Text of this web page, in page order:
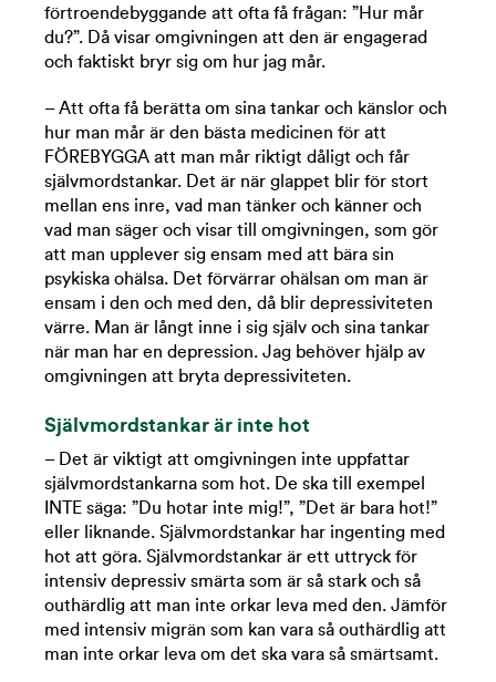
förtroendebyggande att ofta få frågan: ”Hur mår
du?”. Då visar omgivningen att den är engagerad
och faktiskt bryr sig om hur jag mår.
– Att ofta få berätta om sina tankar och känslor och
hur man mår är den bästa medicinen för att
FÖREBYGGA att man mår riktigt dåligt och får
självmordstankar. Det är när glappet blir för stort
mellan ens inre, vad man tänker och känner och
vad man säger och visar till omgivningen, som gör
att man upplever sig ensam med att bära sin
psykiska ohälsa. Det förvärrar ohälsan om man är
ensam i den och med den, då blir depressiviteten
värre. Man är långt inne i sig själv och sina tankar
när man har en depression. Jag behöver hjälp av
omgivningen att bryta depressiviteten.
Självmordstankar är inte hot
– Det är viktigt att omgivningen inte uppfattar
självmordstankarna som hot. De ska till exempel
INTE säga: ”Du hotar inte mig!”, ”Det är bara hot!”
eller liknande. Självmordstankar har ingenting med
hot att göra. Självmordstankar är ett uttryck för
intensiv depressiv smärta som är så stark och så
outhärdlig att man inte orkar leva med den. Jämför
med intensiv migrän som kan vara så outhärdlig att
man inte orkar leva om det ska vara så smärtsamt.